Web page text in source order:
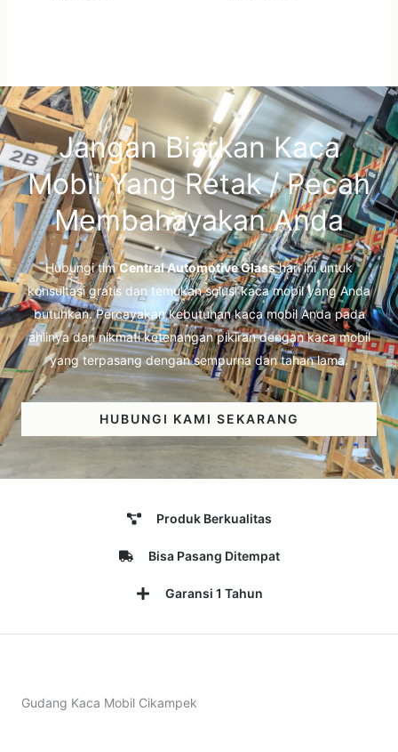
Jangan Biarkan Kaca
Mobil Yang Retak / Pecah
Membahayakan Anda
Hubungi timCentral Automotive Glasshari ini untuk
konsultasi gratis dan temukan solusi kaca mobil yang Anda
butuhkan. Percayakan kebutuhan kaca mobil Anda pada
ahlinya dan nikmati ketenangan pikiran dengan kaca mobil
yang terpasang dengan sempurna dan tahan lama.
HUBUNGI KAMI SEKARANG
Produk Berkualitas
Bisa Pasang Ditempat
Garansi 1 Tahun
Gudang Kaca Mobil Cikampek